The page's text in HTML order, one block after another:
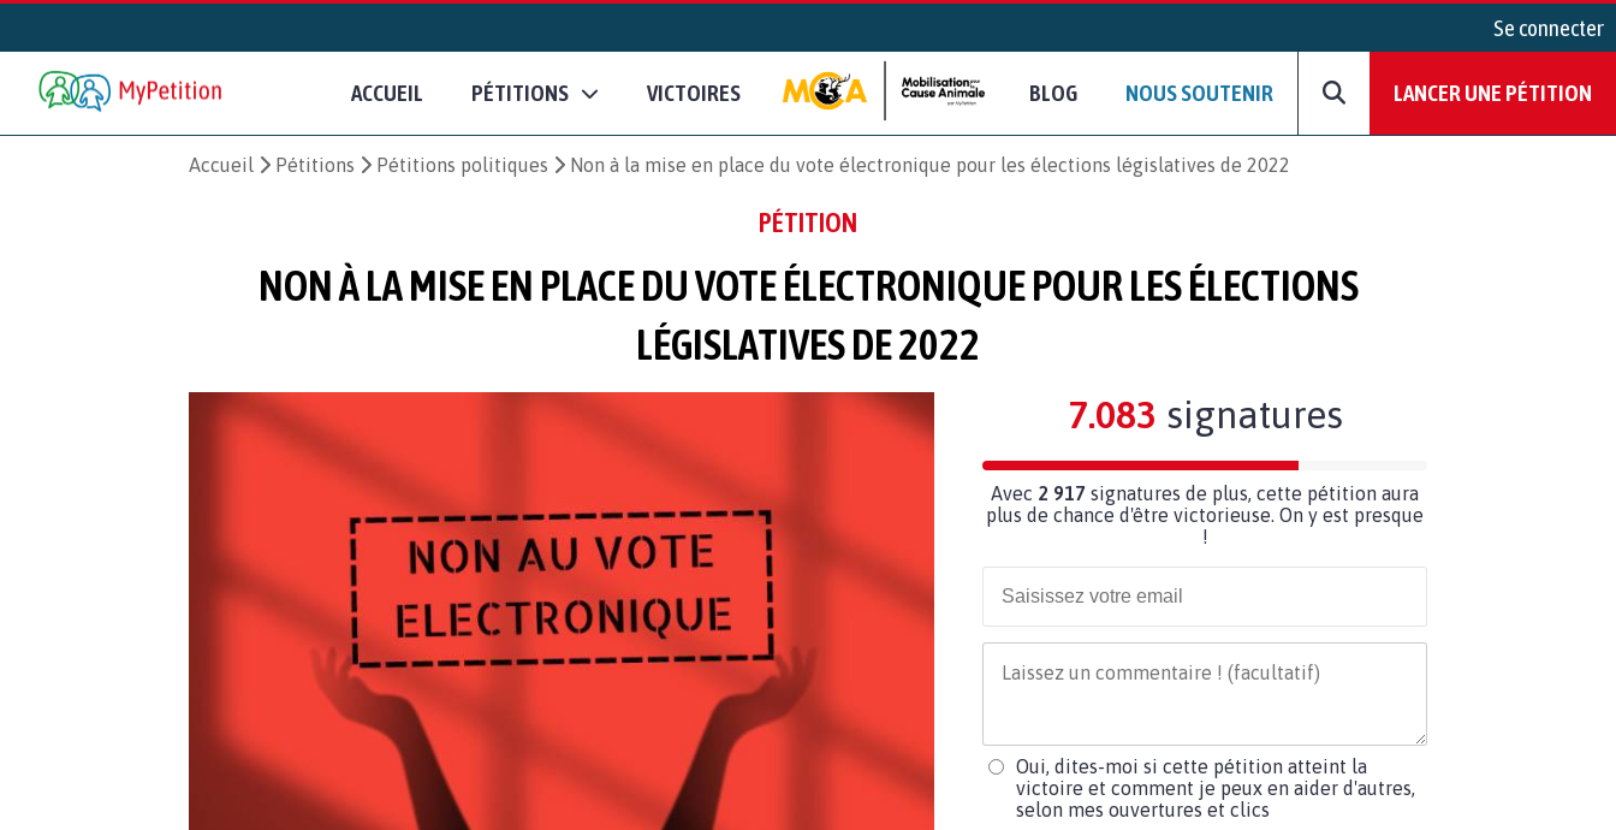
Se connecter
ACCUEIL PÉTITIONS VICTOIRES BLOG NOUS SOUTENIR LANCER UNE PÉTITION
Accueil Pétitions Pétitions politiques Non à la mise en place du vote électronique pour les élections législatives de 2022
PÉTITION
NON À LA MISE EN PLACE DU VOTE ÉLECTRONIQUE POUR LES ÉLECTIONS
LÉGISLATIVES DE 2022
7.083 signatures
Avec 2 917 signatures de plus, cette pétition aura
plus de chance d'être victorieuse. On y est presque
!
Oui, dites-moi si cette pétition atteint la
victoire et comment je peux en aider d'autres,
selon mes ouvertures et clics